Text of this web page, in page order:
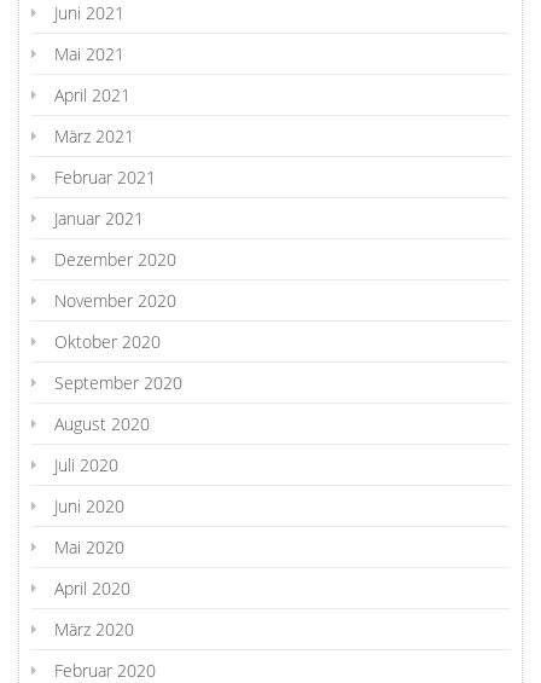
Juni 2021
Mai 2021
April 2021
März 2021
Februar 2021
Januar 2021
Dezember 2020
November 2020
Oktober 2020
September 2020
August 2020
Juli 2020
Juni 2020
Mai 2020
April 2020
März 2020
Februar 2020